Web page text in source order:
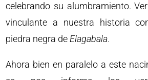
celebrando su alumbramiento.
vinculante a nuestra historia
piedra negra deElagabala.
Ahora bien en paralelo a este